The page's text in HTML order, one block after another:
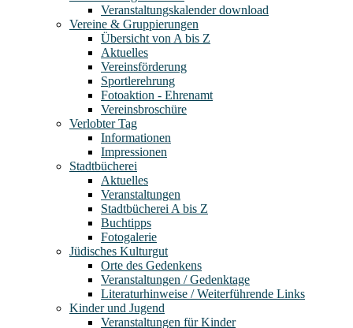
Veranstaltungskalender download
Vereine & Gruppierungen
Übersicht von A bis Z
Aktuelles
Vereinsförderung
Sportlerehrung
Fotoaktion - Ehrenamt
Vereinsbroschüre
Verlobter Tag
Informationen
Impressionen
Stadtbücherei
Aktuelles
Veranstaltungen
Stadtbücherei A bis Z
Buchtipps
Fotogalerie
Jüdisches Kulturgut
Orte des Gedenkens
Veranstaltungen / Gedenktage
Literaturhinweise / Weiterführende Links
Kinder und Jugend
Veranstaltungen für Kinder